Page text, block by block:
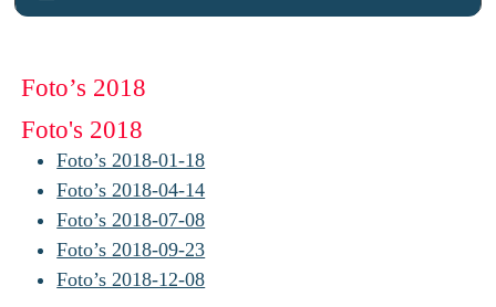
Foto’s 2018
Foto's 2018
Foto’s 2018-01-18
Foto’s 2018-04-14
Foto’s 2018-07-08
Foto’s 2018-09-23
Foto’s 2018-12-08